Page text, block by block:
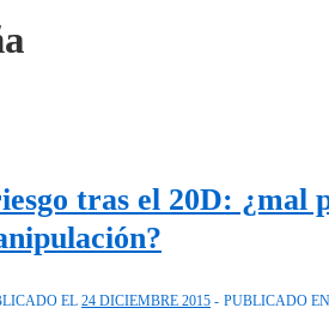
tras el 20D: ¿mal
EL 24 DICIEMBRE 2015 PUBLICADO EN